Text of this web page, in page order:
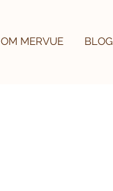
OM MERVUE